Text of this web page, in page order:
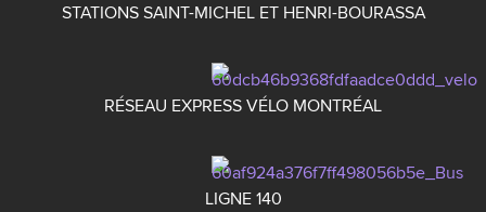
STATIONS SAINT-MICHEL ET HENRI-BOURASSA
RÉSEAU EXPRESS VÉLO MONTRÉAL
LIGNE 140